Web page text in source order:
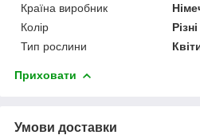
Країна виробник
Колір
Тип рослини
Приховати
Умови доставки